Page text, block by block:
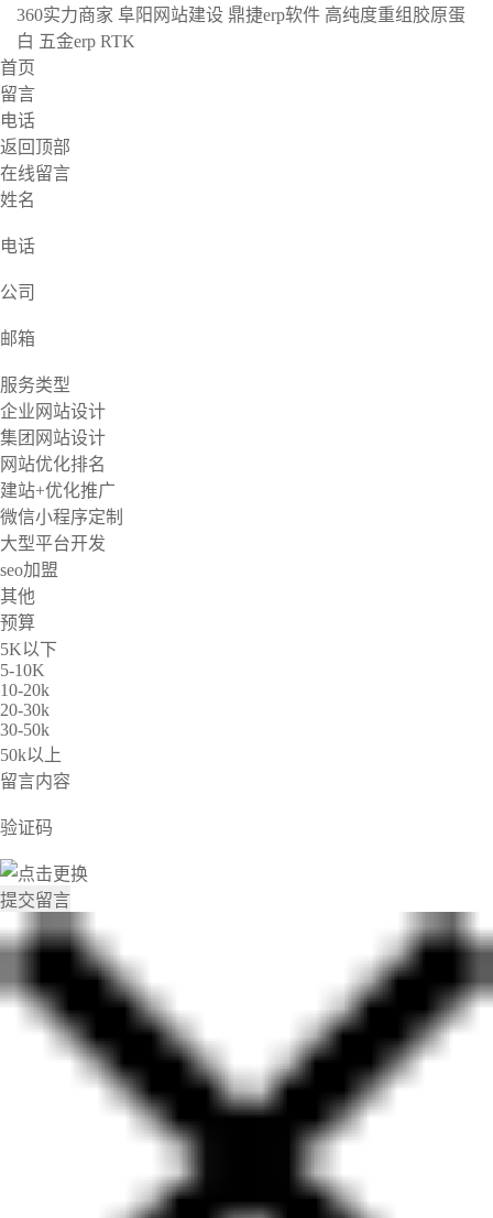
360实力商家 阜阳网站建设 鼎捷erp软件 高纯度重组胶原蛋
白 五金erp RTK
首页
留言
电话
返回顶部
在线留言
姓名
电话
公司
邮箱
服务类型
企业网站设计
集团网站设计
网站优化排名
建站+优化推广
微信小程序定制
大型平台开发
seo加盟
其他
预算
5K以下
5-10K
10-20k
20-30k
30-50k
50k以上
留言内容
验证码